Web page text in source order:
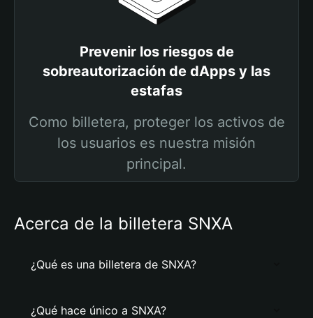
Prevenir los riesgos de
sobreautorización de dApps y las
estafas
Como billetera, proteger los activos de
los usuarios es nuestra misión
principal.
Acerca de la billetera SNXA
¿Qué es una billetera de SNXA?
¿Qué hace único a SNXA?